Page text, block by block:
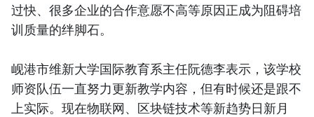
过快、很多企业的合作意愿不高等原因正成为阻碍培
训质量的绊脚石。
岘港市维新大学国际教育系主任阮德李表示，该学校
师资队伍一直努力更新教学内容，但有时候还是跟不
上实际。现在物联网、区块链技术等新趋势日新月